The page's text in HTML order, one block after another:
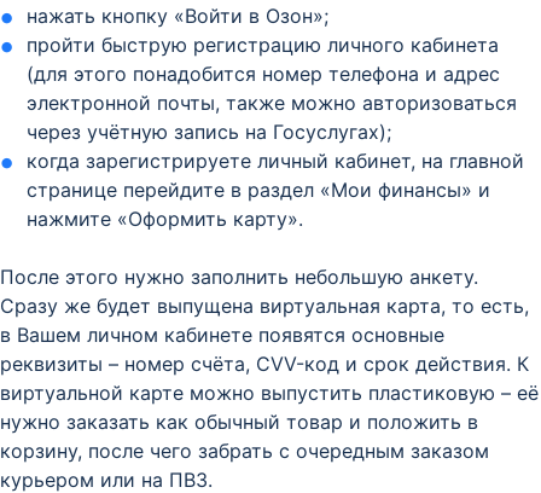
нажать кнопку «Войти в Озон»;
пройти быструю регистрацию личного кабинета
(для этого понадобится номер телефона и адрес
электронной почты, также можно авторизоваться
через учётную запись на Госуслугах);
когда зарегистрируете личный кабинет, на главной
странице перейдите в раздел «Мои финансы» и
нажмите «Оформить карту».
После этого нужно заполнить небольшую анкету.
Сразу же будет выпущена виртуальная карта, то есть,
в Вашем личном кабинете появятся основные
реквизиты – номер счёта, CVV-код и срок действия. К
виртуальной карте можно выпустить пластиковую – её
нужно заказать как обычный товар и положить в
корзину, после чего забрать с очередным заказом
курьером или на ПВЗ.